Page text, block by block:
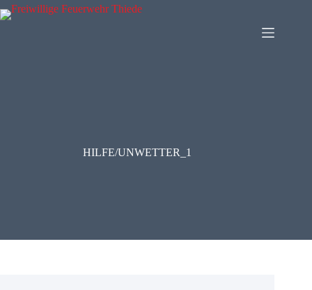
Zum
Inhalt
HILFE/UNWETTER_1